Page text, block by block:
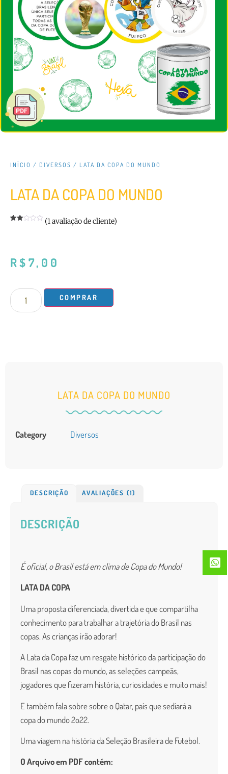
INÍCIO / DIVERSOS / LATA DA COPA DO MUNDO
LATA DA COPA DO MUNDO
baseado
em
(1avaliação de cliente)
R$ 7,00
COMPRAR
DESCRIÇÃO AVALIAÇÕES (1)
DESCRIÇÃO
É oficial, o Brasil está em clima de Copa do Mundo!
LATA DA COPA
Uma proposta diferenciada, divertida e que compartilha
conhecimento para trabalhar a trajetória do Brasil nas
copas. As crianças irão adorar!
A Lata da Copa faz um resgate histórico da participação do
Brasil nas copas do mundo, as seleções campeãs,
jogadores que fizeram história, curiosidades e muito mais!
E também fala sobre sobre o Qatar, país que sediará a
copa do mundo 2o22.
Uma viagem na história da Seleção Brasileira de Futebol.
O Arquivo em PDF contém:
LATA DA COPA DO MUNDO
Category Diversos